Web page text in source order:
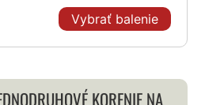
Vybrať balenie
KORENIE NA